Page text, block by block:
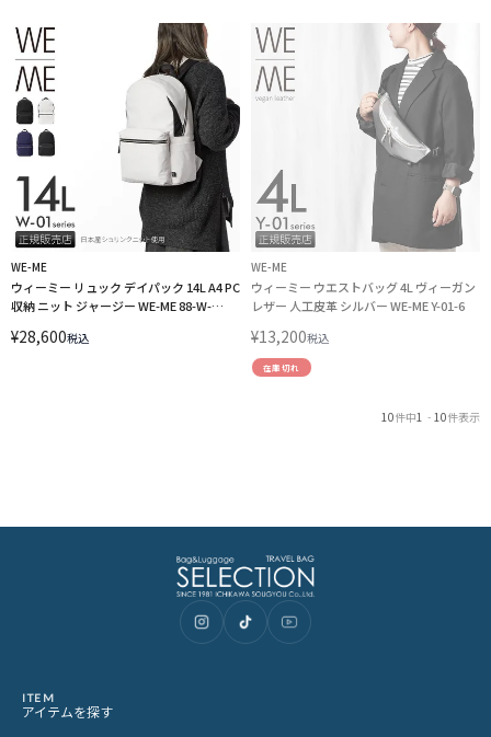
WE-ME
ウィーミー リュック デイパック 14L A4 PC
収納 ニット ジャージー WE-ME 88-W-
¥28,600税込
WE-ME
ウィーミー ウエストバッグ 4L ヴィーガン
レザー 人工皮革 シルバー WE-ME Y-01-6
¥13,200税込
在庫切れ
10件中1 - 10件表示
ITEM
アイテムを探す